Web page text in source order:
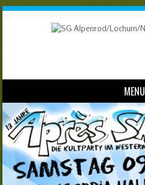
MENU
Skip to content